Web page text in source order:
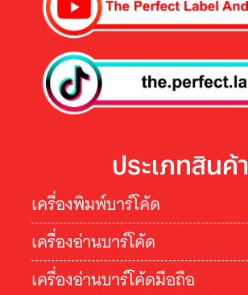
ประเภทสินค้า
เครื่องพิมพ์บาร์โค้ด
เครื่องอ่านบาร์โค้ด
เครื่องอ่านบาร์โค้ดมือถือ